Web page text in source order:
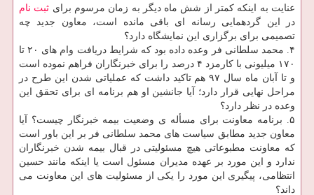
عنایت به اینكه كمتر از شش ماه دیگر به زمان مرسوم برای ثبت نام
در این گردهمایی رسانه ای باقی مانده است، معاون جدید چه
تصمیمی برای برگزاری این نمایشگاه دارد؟
۴. محمد سلطانی فر وعده داده بود كه شرایط دریافت وام های ۲۰ تا
۱۷۰ میلیونی با كارمزد ۴ درصد را برای خبرنگاران فراهم نموده است
و تا آبان ماه سال ۹۷ هم تاكید داشت كه عملیاتی شدن این طرح در
مراحل نهایی قرار دارد؛ آیا جانشین او هم برنامه ای برای تحقق این
وعده در نظر دارد؟
۵. برنامه معاونت برای مسأله ی وضعیت بیمه خبرنگار چیست؟ آیا
معاون جدید مطابق سیاست های محمد سلطانی فر بر این باور است
كه معاونت مطبوعاتی هیچ مسئولیتی در قبال بیمه شدن خبرنگاران
ندارد و این مورد بر عهده مدیران مسئول است یا اینكه مانند حسین
انتظامی، پیگیری این مورد را یكی از مسئولیت های این معاونت می
داند؟